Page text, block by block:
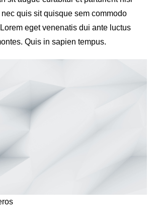
quis sit quisque sem commodo
eget venenatis dui ante luctus
Quis in sapien tempus.